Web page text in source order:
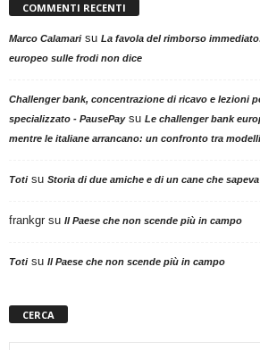
COMMENTI RECENTI
Marco Calamarisu La favola del rimborso
europeo sulle frodi non dice
Challenger bank, concentrazione di ricavo e lezioni
specializzato - PausePaysu Le challenger bank
mentre le italiane arrancano: un confronto tra modelli
Totisu Storia di due amiche e di un cane che
frankgr su Il Paese che non scende più in campo
Totisu Il Paese che non scende più in campo
CERCA